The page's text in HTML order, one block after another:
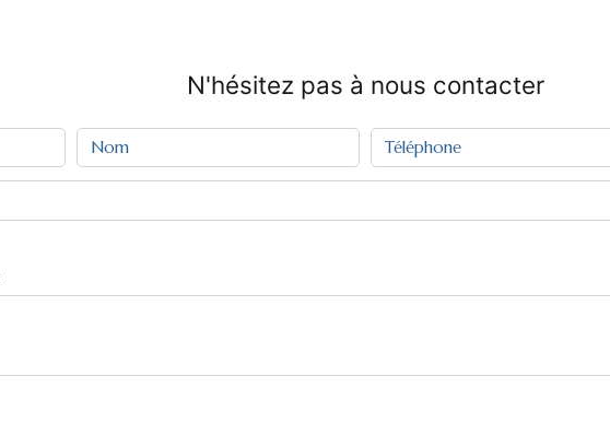
N'hésitez pas à nous contacter